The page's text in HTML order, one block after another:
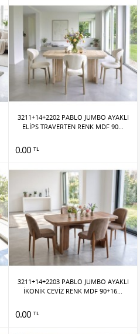
3211+14+2202 PABLO JUMBO AYAKLI
ELİPS TRAVERTEN RENK MDF 90...
0.00 TL
3211+14+2203 PABLO JUMBO AYAKLI
İKONİK CEVİZ RENK MDF 90+16...
0.00 TL